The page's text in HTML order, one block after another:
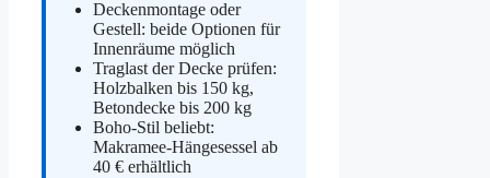
Deckenmontage oder
Gestell: beide Optionen für
Innenräume möglich
Traglast der Decke prüfen:
Holzbalken bis 150 kg,
Betondecke bis 200 kg
Boho-Stil beliebt:
Makramee-Hängesessel ab
40 € erhältlich